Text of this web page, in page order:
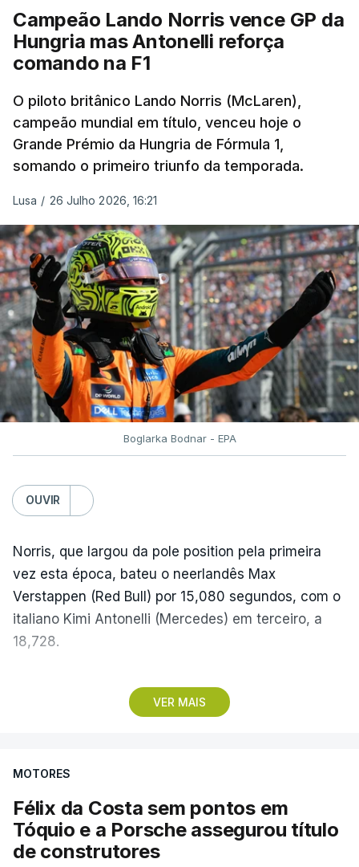
Campeão Lando Norris vence GP da
Hungria mas Antonelli reforça
comando na F1
O piloto britânico Lando Norris (McLaren),
campeão mundial em título, venceu hoje o
Grande Prémio da Hungria de Fórmula 1,
somando o primeiro triunfo da temporada.
Lusa / 26 Julho 2026, 16:21
Boglarka Bodnar - EPA
OUVIR
VER MAIS
Norris, que largou da pole position pela primeira
vez esta época, bateu o neerlandês Max
Verstappen (Red Bull) por 15,080 segundos, com o
italiano Kimi Antonelli (Mercedes) em terceiro, a
18,728.
Com estes resultados, Kimi Antonelli cimentou a
liderança do Mundial de Pilotos, aproveitando o
penalização de cinco segundos atribuída a Lewis
Hamilton (Ferrari), que o deixou em quinto, para
chegar aos 219 pontos, mais 50 do que o britânico
da Ferrari.
MOTORES
Félix da Costa sem pontos em
Tóquio e a Porsche assegurou título
de construtores